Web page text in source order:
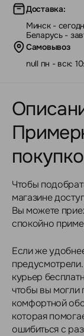
Доставка:
Минск -
Беларусь -
Самовывоз
null пн - вск:
Чтобы
магазине
Вы можете
спокойно
Если же
курьер
чтобы вы могли
комфортной
которая
ошибиться с